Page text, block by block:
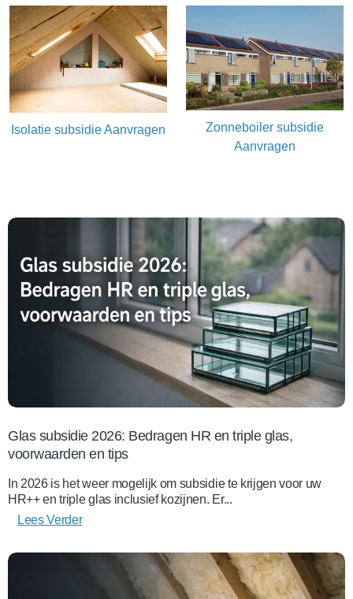
Isolatie subsidie Aanvragen
Zonneboiler subsidie
Aanvragen
Glas subsidie 2026: Bedragen HR en triple glas,
voorwaarden en tips
In 2026 is het weer mogelijk om subsidie te krijgen voor uw
HR++ en triple glas inclusief kozijnen. Er...
Lees Verder